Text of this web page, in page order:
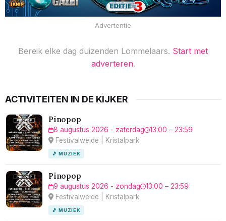
Advertentie
Bereik elke dag duizenden Lommelaars. Start met
adverteren.
ACTIVITEITEN IN DE KIJKER
Pinopop
8 augustus 2026 - zaterdag
13:00 – 23:59
Festivalweide | Kristalpark
🎵 MUZIEK
Pinopop
9 augustus 2026 - zondag
13:00 – 23:59
Festivalweide | Kristalpark
🎵 MUZIEK